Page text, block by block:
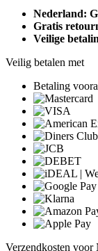
Nederland:
Gratis
Veilige
Veilig betalen met
Betaling
Verzendkosten voor